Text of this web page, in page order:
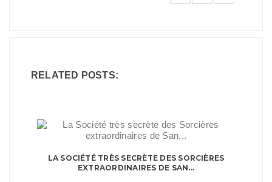
RELATED POSTS:
LA SOCIÉTÉ TRÈS SECRÈTE DES SORCIÈRES
EXTRAORDINAIRES DE SAN...